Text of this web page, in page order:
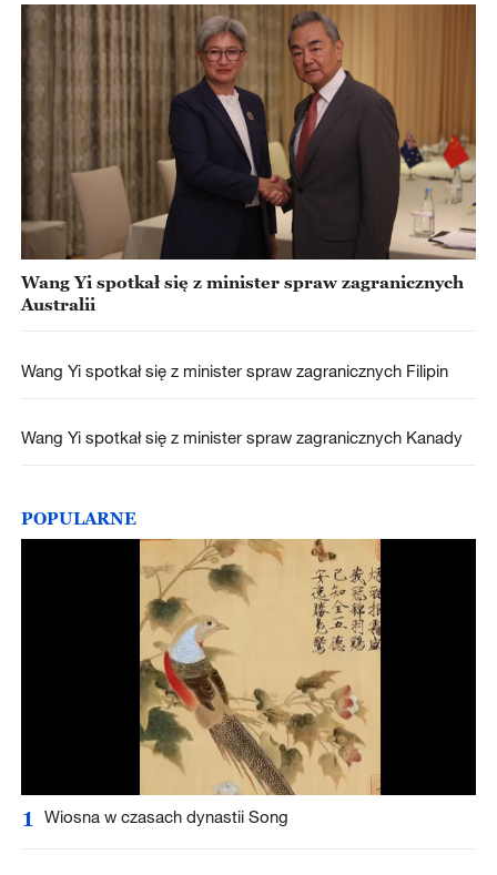
Wang Yi spotkał się z minister spraw zagranicznych
Australii
Wang Yi spotkał się z minister spraw zagranicznych Filipin
Wang Yi spotkał się z minister spraw zagranicznych Kanady
POPULARNE
1 Wiosna w czasach dynastii Song